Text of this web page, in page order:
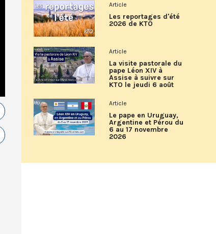
Article
Les reportages d'été
2026 de KTO
Article
La visite pastorale du
pape Léon XIV à
Assise à suivre sur
KTO le jeudi 6 août
Article
Le pape en Uruguay,
Argentine et Pérou du
6 au 17 novembre
2026